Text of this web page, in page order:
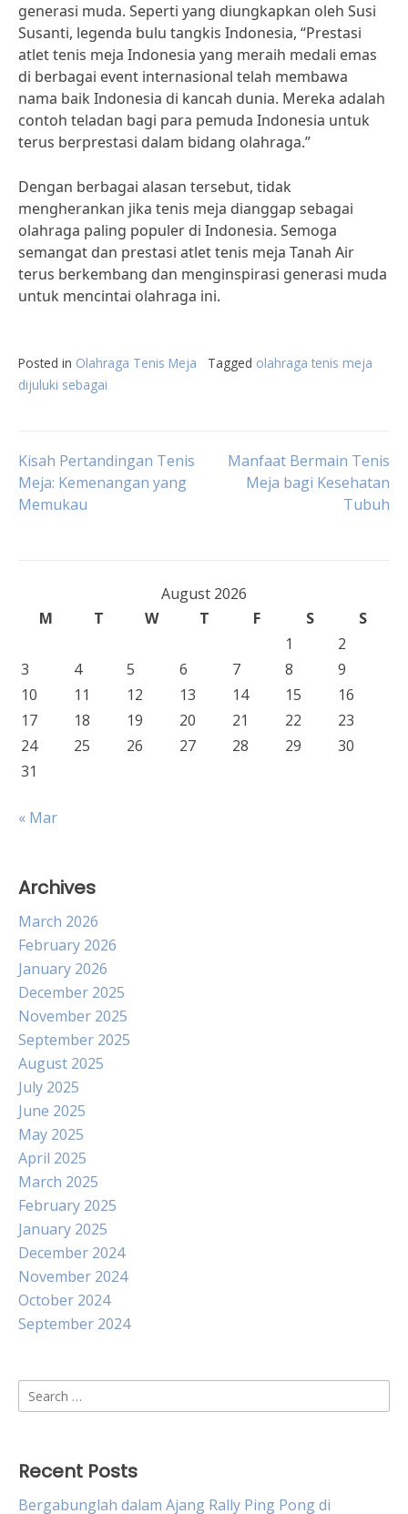
generasi muda. Seperti yang diungkapkan oleh Susi
Susanti, legenda bulu tangkis Indonesia, “Prestasi
atlet tenis meja Indonesia yang meraih medali emas
di berbagai event internasional telah membawa
nama baik Indonesia di kancah dunia. Mereka adalah
contoh teladan bagi para pemuda Indonesia untuk
terus berprestasi dalam bidang olahraga.”
Dengan berbagai alasan tersebut, tidak
mengherankan jika tenis meja dianggap sebagai
olahraga paling populer di Indonesia. Semoga
semangat dan prestasi atlet tenis meja Tanah Air
terus berkembang dan menginspirasi generasi muda
untuk mencintai olahraga ini.
Posted in Olahraga Tenis Meja Tagged olahraga tenis meja
dijuluki sebagai
Post
navigation
Kisah Pertandingan Tenis
Meja: Kemenangan yang
Memukau
Manfaat Bermain Tenis
Meja bagi Kesehatan
Tubuh
August 2026
M
T W T F S
S
1
2
3
4 5 6 7 8
9
10
11 12 13 14 15
16
17
18 19 20 21 22
23
24
25 26 27 28 29
30
31
« Mar
Archives
March 2026
February 2026
January 2026
December 2025
November 2025
September 2025
August 2025
July 2025
June 2025
May 2025
April 2025
March 2025
February 2025
January 2025
December 2024
November 2024
October 2024
September 2024
Search
for:
Recent Posts
Bergabunglah dalam Ajang Rally Ping Pong di